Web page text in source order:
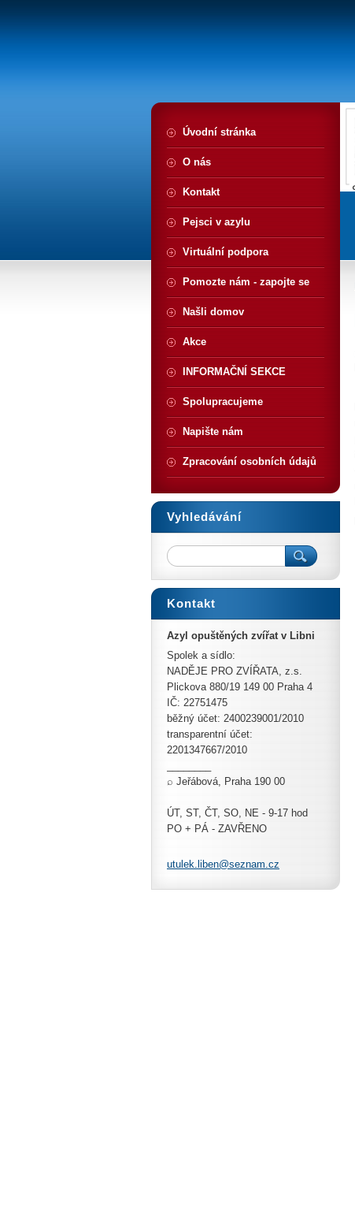
Úvodní stránka
O nás
Kontakt
Pejsci v azylu
Virtuální podpora
Pomozte nám - zapojte se
Našli domov
Akce
INFORMAČNÍ SEKCE
Spolupracujeme
Napište nám
Zpracování osobních údajů
Vyhledávání
Kontakt
Azyl opuštěných zvířat v Libni
Spolek a sídlo:
NADĚJE PRO ZVÍŘATA, z.s.
Plickova 880/19 149 00 Praha 4
IČ: 22751475
běžný účet: 2400239001/2010
transparentní účet:
2201347667/2010
⌕ Jeřábová, Praha 190 00
ÚT, ST, ČT, SO, NE - 9-17 hod
PO + PÁ - ZAVŘENO
utulek.l iben@seznam.cz